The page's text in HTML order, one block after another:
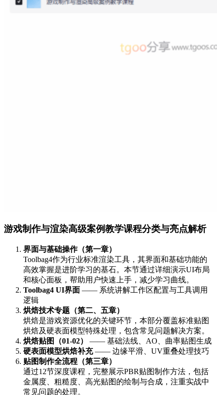
游戏制作与渲染高级案例教学课程分类与亮点解析
界面与基础操作（第一章）
Toolbag4作为行业标准渲染工具，其界面和基础功能的
高效掌握是进阶学习的基石。本节通过详细演示UI布局
和核心面板，帮助用户快速上手，减少学习曲线。
Toolbag4 UI界面 —— 系统讲解工作区配置与工具调用
逻辑
烘焙技术专题（第二、五章）
烘焙是游戏资源优化的关键环节，本部分覆盖标准贴图
烘焙及硬表面模型特殊处理，包含常见问题解决方案。
烘焙贴图（01-02）
—— 基础法线、AO、曲率贴图生成
硬表面模型烘焙补充—— 边缘平滑、UV重叠处理技巧
贴图制作全流程（第三章）
通过12节深度课程，完整展示PBR贴图制作方法，包括
金属度、粗糙度、高光贴图的绘制与合成，注重实战中
常见问题的处理。